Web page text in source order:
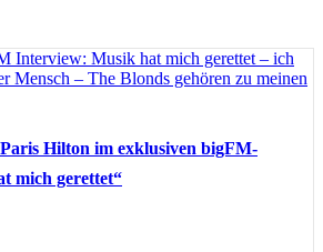
Hilton im exklusiven bigFM-
mich gerettet“